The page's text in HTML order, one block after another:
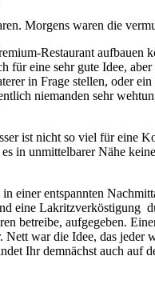
Morgens waren die
Restaurant aufbauen
für eine sehr gute Idee,
in Frage stellen, oder
niemanden sehr
ist nicht so viel für eine
in unmittelbarer Nähe
einer entspannten
eine Lakritzverköstigung
betreibe, aufgegeben.
war die Idee, das jeder
Ihr demnächst auch auf